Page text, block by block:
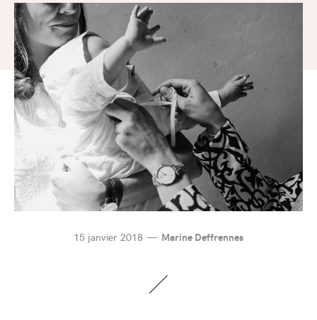
15 janvier 2018 Marine Deffrennes